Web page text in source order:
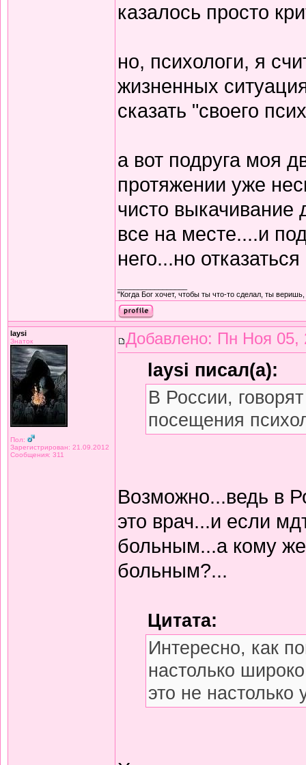
казалось просто
но, психологи, я
жизненных
сказать "своего
а вот подруга моя
протяжении уже
чисто выкачивание
все на месте....и
него...но
"Когда Бог хочет, чтобы ты что-то сделал, ты
laysi
Знаток
Пол:
Зарегистрирован: 21.09.2012
Сообщения: 311
Добавлено: Пн Ноя 05,
laysi писал(а):
В России,
посещения
Возможно...ведь в
это врач...и если
больным...а кому
больным?...
Цитата:
Интересно, как
настолько
это не